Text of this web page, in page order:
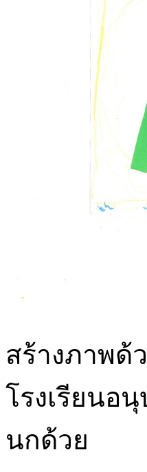
สร้างภาพด้
โรงเรียนอ
นกด้วย